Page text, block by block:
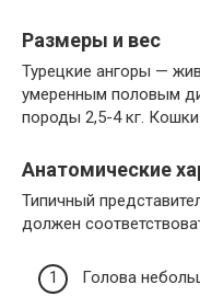
Размеры и вес
Турецкие ангоры —
умеренным половым
породы 2,5-4 кг. Кошки
Анатомические
Типичный
должен
Голова